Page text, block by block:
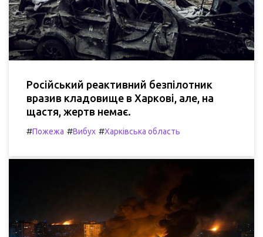
Російський реактивний безпілотник
вразив кладовище в Харкові, але, на
щастя, жертв немає.
#Пожежа #Вибух #Харківська область